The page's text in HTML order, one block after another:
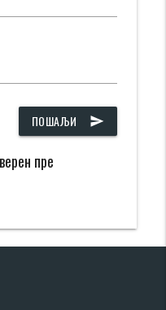
ПОШАЉИ send
пре